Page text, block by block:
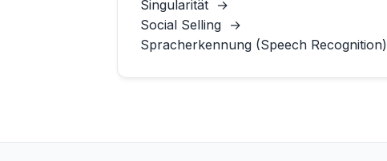
Singularität →
Social Selling →
Spracherkennung (Speech Recognition)